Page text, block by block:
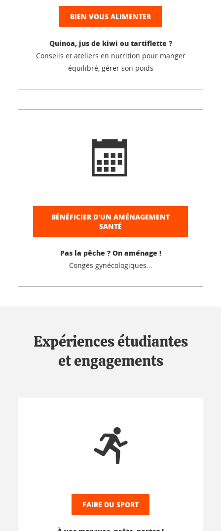
BIEN VOUS ALIMENTER
Quinoa, jus de kiwi ou tartiflette ?
Conseils et ateliers en nutrition pour manger
équilibré, gérer son poids
BÉNÉFICIER D'UN AMÉNAGEMENT
SANTÉ
Pas la pêche ? On aménage !
Congés gynécologiques...
Expériences étudiantes
et engagements
FAIRE DU SPORT